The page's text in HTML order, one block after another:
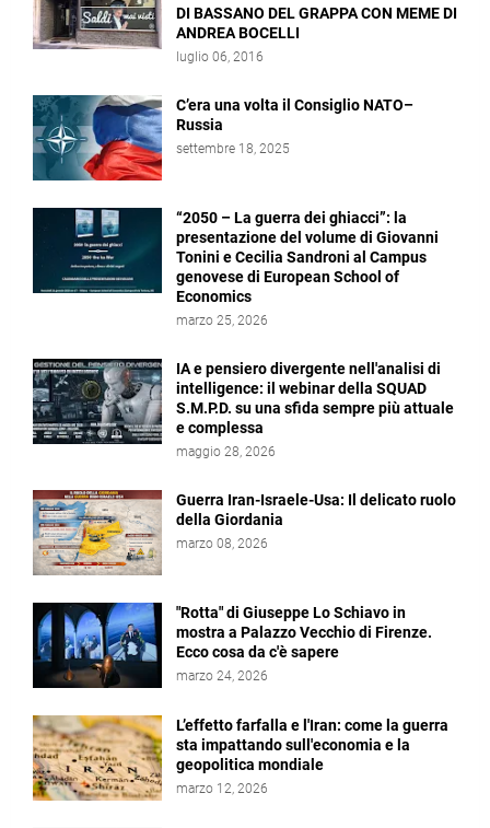
DI BASSANO DEL GRAPPA CON MEME DI
ANDREA BOCELLI
luglio 06, 2016
C’era una volta il Consiglio NATO–
Russia
settembre 18, 2025
“2050 – La guerra dei ghiacci”: la
presentazione del volume di Giovanni
Tonini e Cecilia Sandroni al Campus
genovese di European School of
Economics
marzo 25, 2026
IA e pensiero divergente nell'analisi di
intelligence: il webinar della SQUAD
S.M.P.D. su una sfida sempre più attuale
e complessa
maggio 28, 2026
Guerra Iran-Israele-Usa: Il delicato ruolo
della Giordania
marzo 08, 2026
"Rotta" di Giuseppe Lo Schiavo in
mostra a Palazzo Vecchio di Firenze.
Ecco cosa da c'è sapere
marzo 24, 2026
L’effetto farfalla e l'Iran: come la guerra
sta impattando sull'economia e la
geopolitica mondiale
marzo 12, 2026